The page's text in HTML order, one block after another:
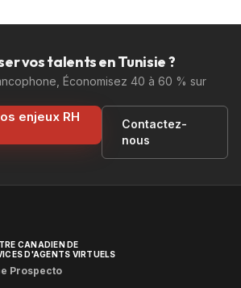
vos talents en Tunisie ?
Économisez 40 à 60 % sur
enjeux RH
Contactez-
nous
CANADIEN DE
D'AGENTS VIRTUELS
Prospecto